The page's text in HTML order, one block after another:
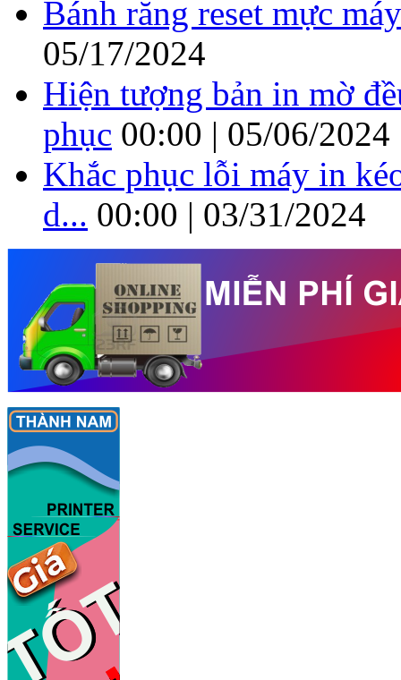
Bánh răng reset mực
05/17/2024
Hiện tượng bản in mờ
phục 00:00 | 05/06/2024
Khắc phục lỗi máy in
d... 00:00 | 03/31/2024